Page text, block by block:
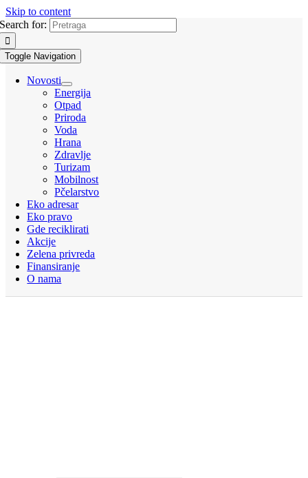
Skip to content
Search for:
Toggle Navigation
Novosti
Energija
Otpad
Priroda
Voda
Hrana
Zdravlje
Turizam
Mobilnost
Pčelarstvo
Eko adresar
Eko pravo
Gde reciklirati
Akcije
Zelena privreda
Finansiranje
O nama